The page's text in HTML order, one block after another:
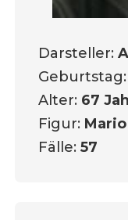
Darsteller:
Geburtstag:
Alter: 67
Figur:
Fälle:57